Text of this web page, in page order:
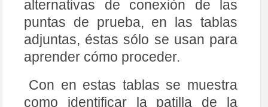
como identificar la patilla de la
Basedel transistor bajo prueba. Si
al probar la primera opción vemos
que polímetro declara que hay
continuidad, indica que una de las
dos patillas es la BASE, probar a